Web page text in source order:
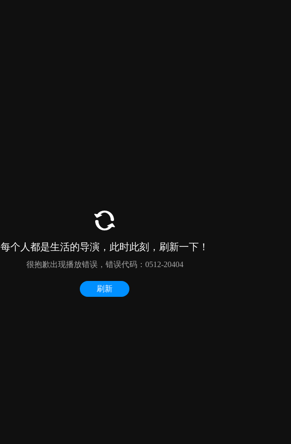
每个人都是生活的导演，此时此刻，刷新一下！
很抱歉出现播放错误，错误代码：0512-20404
刷新